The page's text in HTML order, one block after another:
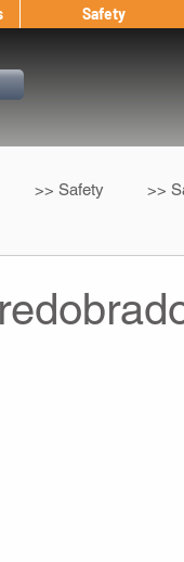
Safety
>> Safety >>